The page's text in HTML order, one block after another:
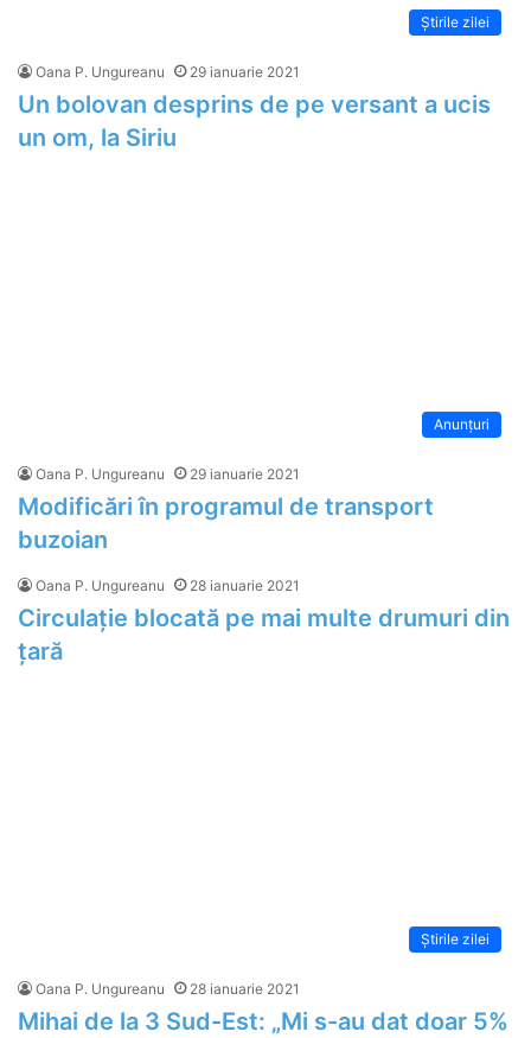
Știrile zilei
Oana P. Ungureanu 29 ianuarie 2021
Un bolovan desprins de pe versant a ucis
un om, la Siriu
Anunțuri
Oana P. Ungureanu 29 ianuarie 2021
Modificări în programul de transport
buzoian
Oana P. Ungureanu 28 ianuarie 2021
Circulație blocată pe mai multe drumuri din
țară
Știrile zilei
Oana P. Ungureanu 28 ianuarie 2021
Mihai de la 3 Sud-Est: „Mi s-au dat doar 5%